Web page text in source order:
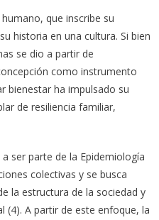
que inscribe su
historia en una cultura. Si bien
se dio a partir de
como instrumento
bienestar ha impulsado su
de resiliencia familiar,
ser parte de la Epidemiología
colectivas y se busca
la estructura de la sociedad y
(4). A partir de este enfoque, la